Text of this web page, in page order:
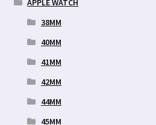
APPLE WATCH
38MM
40MM
41MM
42MM
44MM
45MM